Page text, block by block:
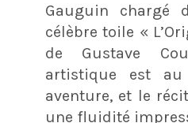
Gauguin chargé
célèbre toile «
de Gustave
artistique est
aventure, et le
une fluidité